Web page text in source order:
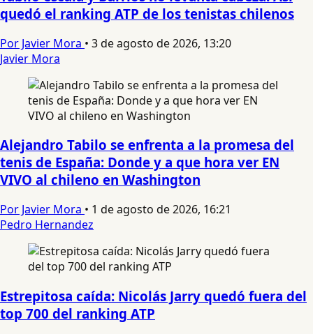
quedó el ranking ATP de los tenistas chilenos
Por Javier Mora • 3 de agosto de 2026, 13:20
Javier Mora
Alejandro Tabilo se enfrenta a la promesa del
tenis de España: Donde y a que hora ver EN
VIVO al chileno en Washington
Por Javier Mora • 1 de agosto de 2026, 16:21
Pedro Hernandez
Estrepitosa caída: Nicolás Jarry quedó fuera del
top 700 del ranking ATP